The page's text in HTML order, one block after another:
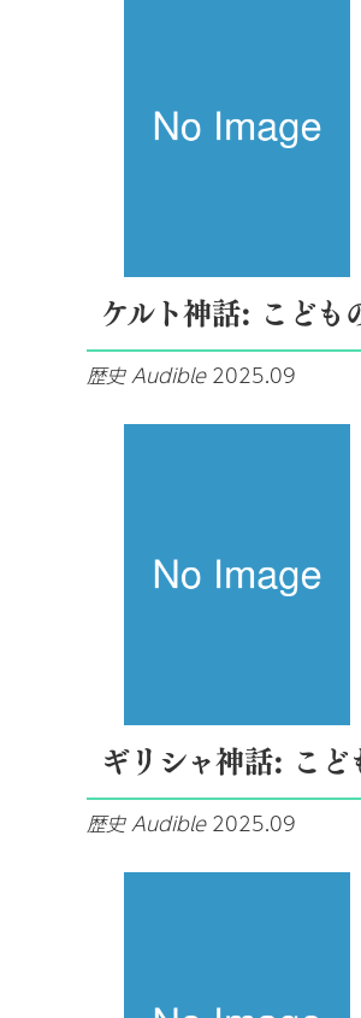
ケルト神話: こども
歴史 Audible 2025.09
ギリシャ神話: こど
歴史 Audible 2025.09